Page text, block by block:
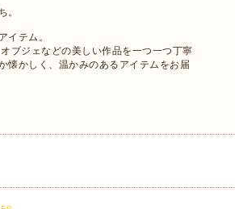
。
イテム。
ブジェなどの美しい作品を一つ一つ丁寧
懐かしく、温かみのあるアイテムをお届